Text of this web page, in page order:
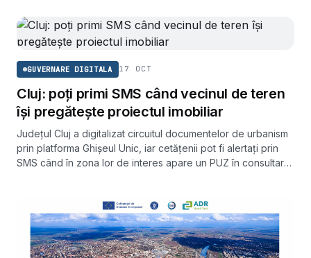
GUVERNARE DIGITALA 17 OCT
Cluj: poți primi SMS când vecinul de teren
își pregătește proiectul imobiliar
Județul Cluj a digitalizat circuitul documentelor de urbanism
prin platforma Ghișeul Unic, iar cetățenii pot fi alertați prin
SMS când în zona lor de interes apare un PUZ în consultare